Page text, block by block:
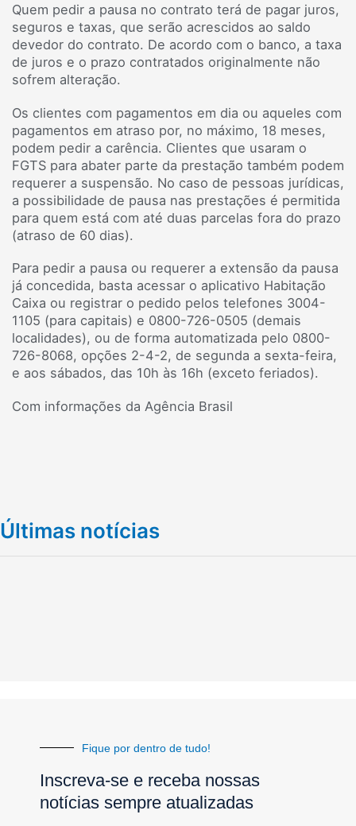
Quem pedir a pausa no contrato terá de pagar juros,
seguros e taxas, que serão acrescidos ao saldo
devedor do contrato. De acordo com o banco, a taxa
de juros e o prazo contratados originalmente não
sofrem alteração.
Os clientes com pagamentos em dia ou aqueles com
pagamentos em atraso por, no máximo, 18 meses,
podem pedir a carência. Clientes que usaram o
FGTS para abater parte da prestação também podem
requerer a suspensão. No caso de pessoas jurídicas,
a possibilidade de pausa nas prestações é permitida
para quem está com até duas parcelas fora do prazo
(atraso de 60 dias).
Para pedir a pausa ou requerer a extensão da pausa
já concedida, basta acessar o aplicativo Habitação
Caixa ou registrar o pedido pelos telefones 3004-
1105 (para capitais) e 0800-726-0505 (demais
localidades), ou de forma automatizada pelo 0800-
726-8068, opções 2-4-2, de segunda a sexta-feira,
e aos sábados, das 10h às 16h (exceto feriados).
Com informações da Agência Brasil
Últimas notícias
Fique por dentro de tudo!
Inscreva-se e receba nossas
notícias sempre atualizadas